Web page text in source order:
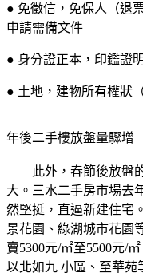
● 免徵信，免保人（退
申請需備文件
● 身分證正本，印鑑證
● 土地，建物所有權狀
年後二手樓放盤量驟增
此外，春節後放盤的
大。三水二手房市場去
然堅挺，直逼新建住宅
景花園、綠湖城市花園
賣5300元/㎡至5500元/
以北如九 小區、至華苑